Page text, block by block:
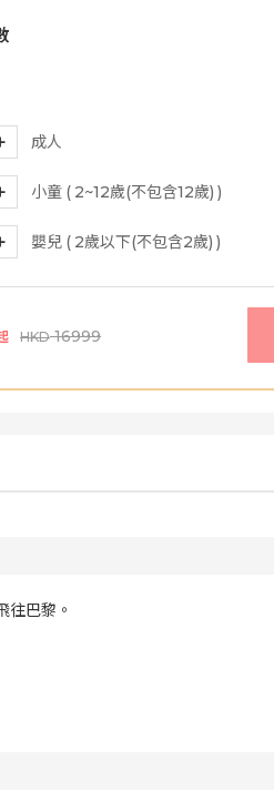
成人
小童 ( 2~12歲(不包含12歲) )
嬰兒 ( 2歲以下(不包含2歲) )
HKD 16999
往巴黎。